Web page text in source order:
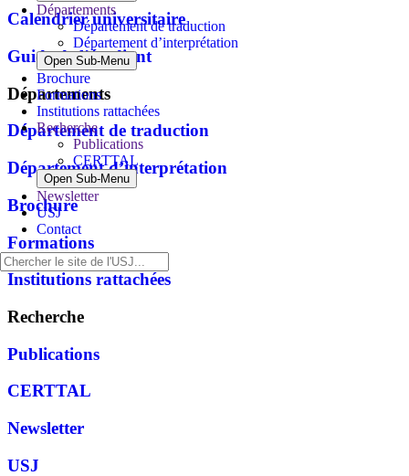
Départements
Département de traduction
Département d’interprétation
Open Sub-Menu
Brochure
Formations
Institutions rattachées
Recherche
Publications
CERTTAL
Open Sub-Menu
Newsletter
USJ
Contact
Calendrier universitaire
Guide de l’étudiant
Départements
Département de traduction
Département d’interprétation
Brochure
Formations
Institutions rattachées
Recherche
Publications
CERTTAL
Newsletter
USJ